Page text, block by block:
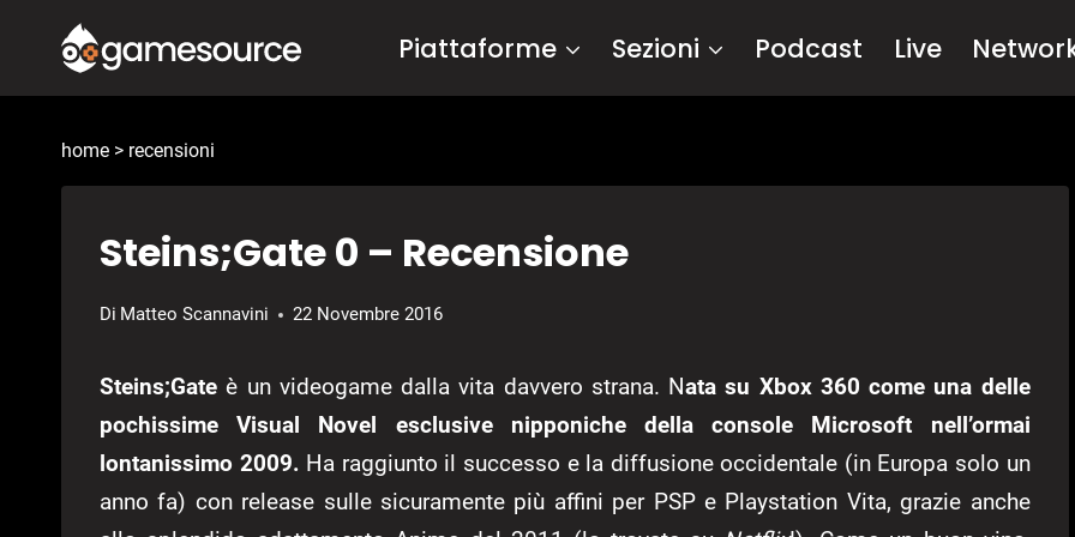
contenuto
Piattaforme Sezioni Podcast Live
home > recensioni
Steins;Gate 0 – Recensione
Di Matteo Scannavini 22 Novembre 2016
Steins;Gate è un videogame dalla vita davvero strana. Nata su Xbox 360 come una delle
pochissime Visual Novel esclusive nipponiche della console Microsoft nell’ormai
lontanissimo 2009. Ha raggiunto il successo e la diffusione occidentale (in Europa solo un
anno fa) con release sulle sicuramente più affini per PSP e Playstation Vita, grazie anche